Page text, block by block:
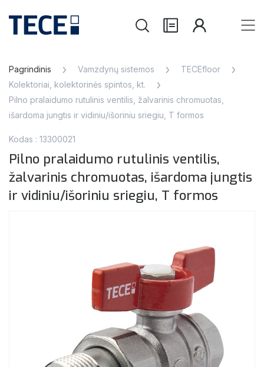
Pagrindinis Vamzdynų sistemos
TECEfloor
Kolektoriai, kolektorinės spintos, kt.
Pilno pralaidumo rutulinis ventilis, žalvarinis chromuotas,
išardoma jungtis ir vidiniu/išoriniu sriegiu, T formos
Kodas : 13300021
Pilno pralaidumo rutulinis ventilis,
žalvarinis chromuotas, išardoma jungtis
ir vidiniu/išoriniu sriegiu, T formos